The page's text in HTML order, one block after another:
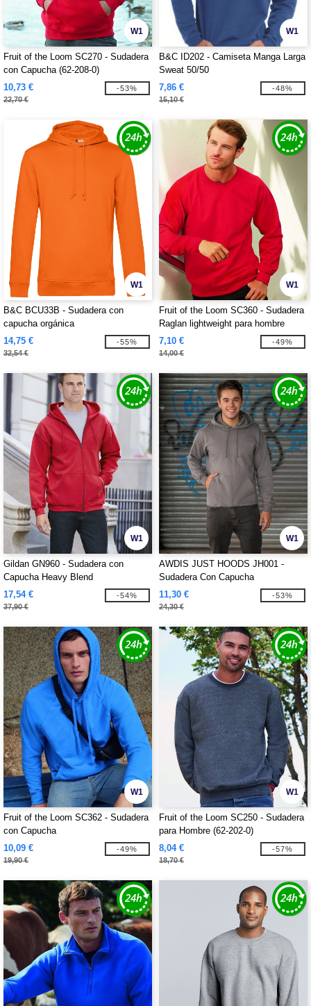
W1
Fruit of the Loom SC270 - Sudadera
con Capucha (62-208-0)
10,73 €
22,70 €
-53%
W1
B&C ID202 - Camiseta Manga Larga
Sweat 50/50
7,86 €
15,10 €
-48%
W1
B&C BCU33B - Sudadera con
capucha orgánica
14,75 €
32,54 €
-55%
W1
Fruit of the Loom SC360 - Sudadera
Raglan lightweight para hombre
7,10 €
14,00 €
-49%
W1
Gildan GN960 - Sudadera con
Capucha Heavy Blend
17,54 €
37,90 €
-54%
W1
AWDIS JUST HOODS JH001 -
Sudadera Con Capucha
11,30 €
24,30 €
-53%
W1
Fruit of the Loom SC362 - Sudadera
con Capucha
10,09 €
19,90 €
-49%
W1
Fruit of the Loom SC250 - Sudadera
para Hombre (62-202-0)
8,04 €
18,70 €
-57%